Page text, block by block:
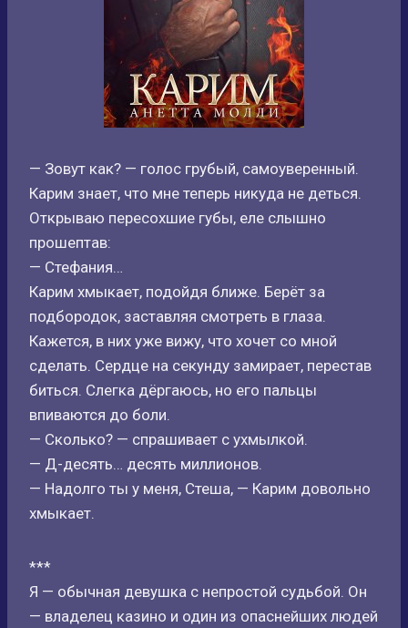
— Зовут как? — голос грубый, самоуверенный.
Карим знает, что мне теперь никуда не деться.
Открываю пересохшие губы, еле слышно
прошептав:
— Стефания…
Карим хмыкает, подойдя ближе. Берёт за
подбородок, заставляя смотреть в глаза.
Кажется, в них уже вижу, что хочет со мной
сделать. Сердце на секунду замирает, перестав
биться. Слегка дёргаюсь, но его пальцы
впиваются до боли.
— Сколько? — спрашивает с ухмылкой.
— Д-десять… десять миллионов.
— Надолго ты у меня, Стеша, — Карим довольно
хмыкает.
***
Я — обычная девушка с непростой судьбой. Он
— владелец казино и один из опаснейших людей